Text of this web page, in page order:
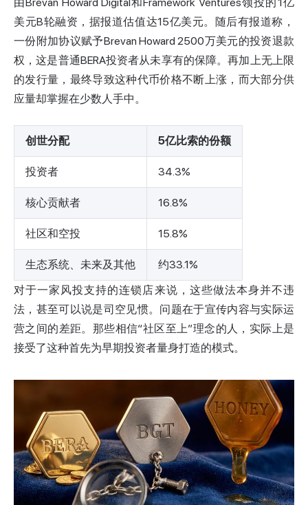
美元B轮融资，据报道估值达15亿美元。随后有报道称，
一份附加协议赋予Brevan Howard 2500万美元的投资退款
权，这是普通BERA投资者从未享有的保障。再加上无上限
的发行量，最终导致这种代币价格不断上涨，而大部分供
应量却掌握在少数人手中。
创世分配 5亿比索的份额
投资者 34.3%
核心贡献者 16.8%
社区和空投 15.8%
生态系统、未来及其他
约33.1%
对于一家风投支持的连锁店来说，这些做法本身并不违
法，甚至可以说是司空见惯。问题在于宣传内容与实际运
营之间的差距。那些相信“社区至上”理念的人，实际上是
接受了这种首先为早期投资者量身打造的模式。